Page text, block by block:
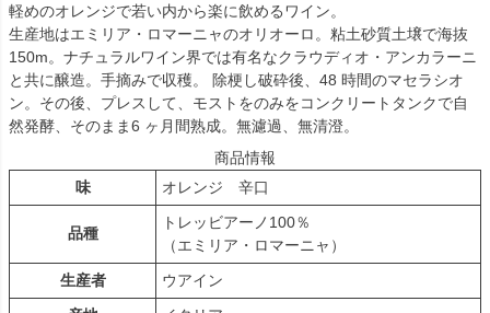
軽めのオレンジで若い内から楽に飲めるワイン。
生産地はエミリア・ロマーニャのオリオーロ。粘土砂質土壌で海抜
150m。ナチュラルワイン界では有名なクラウディオ・アンカラーニ
と共に醸造。手摘みで収穫。 除梗し破砕後、48 時間のマセラシオ
ン。その後、プレスして、モストをのみをコンクリートタンクで自
然発酵、そのまま6 ヶ月間熟成。無濾過、無清澄。
商品情報
味
オレンジ 辛口
品種
トレッビアーノ100％
（エミリア・ロマーニャ）
生産者
ウアイン